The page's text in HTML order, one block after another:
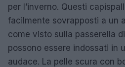
per l’inverno. Questi
facilmente sovrapposti a un
come visto sulla passerella di
possono essere indossati in
audace. La pelle scura con